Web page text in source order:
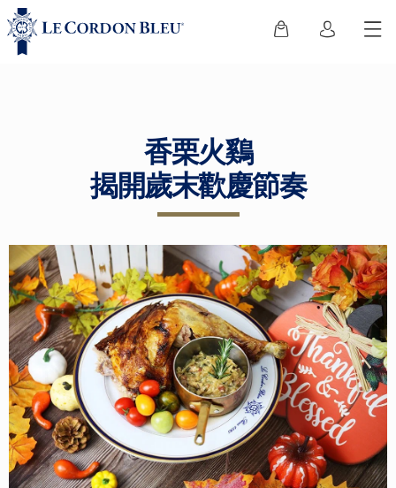
香栗火鷄
揭開歲末歡慶節奏